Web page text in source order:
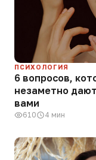
ПСИХОЛОГИЯ
6 вопросов,
незаметно
вами
610 4 мин